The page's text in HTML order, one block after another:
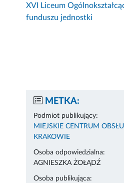
XVI Liceum
funduszu jednostki
METKA:
Podmiot publikujący:
MIEJSKIE CENTRUM
KRAKOWIE
Osoba odpowiedzialna:
AGNIESZKA ŻOŁĄDŹ
Osoba publikująca: